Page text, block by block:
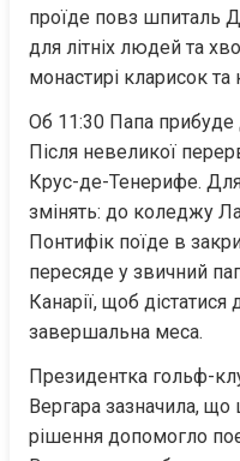
проїде повз шпиталь
для літніх людей та
монастирі кларисок та
Об 11:30 Папа прибуде
Після невеликої
Крус-де-Тенерифе.
змінять: до коледжу
Понтифік поїде в
пересяде у звичний
Канарії, щоб
завершальна меса.
Президентка гольф-
Вергара зазначила, що
рішення допомогло